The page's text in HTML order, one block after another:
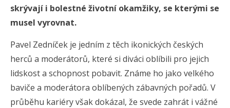
skrývají i bolestné životní okamžiky, se kterými se
musel vyrovnat.
Pavel Zedníček je jedním z těch ikonických českých
herců a moderátorů, které si diváci oblíbili pro jejich
lidskost a schopnost pobavit. Známe ho jako velkého
baviče a moderátora oblíbených zábavných pořadů. V
průběhu kariéry však dokázal, že svede zahrát i vážné